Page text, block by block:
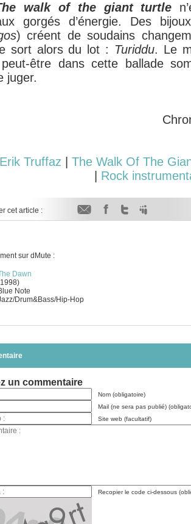
walk of the giant turtle
gorgés d’énergie. Des
) créent de soudains
sort alors du lot : Turiddu. Le
être dans cette ballade
juger.
Erik Truffaz
The Walk Of The
Rock
cet article :
sur dMute :
Dawn
Note
Drum&Bass/Hip-Hop
un commentaire
Nom (obligatoire)
Mail (ne sera pas publié)
Site web (facultatif)
Recopier le code ci-dessous